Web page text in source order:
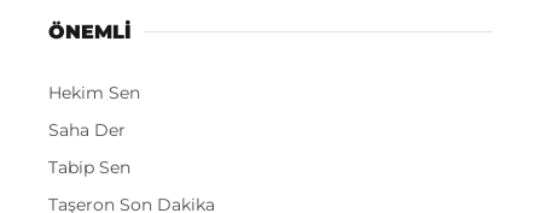
ÖNEMLI
Hekim Sen
Saha Der
Tabip Sen
Taşeron Son Dakika